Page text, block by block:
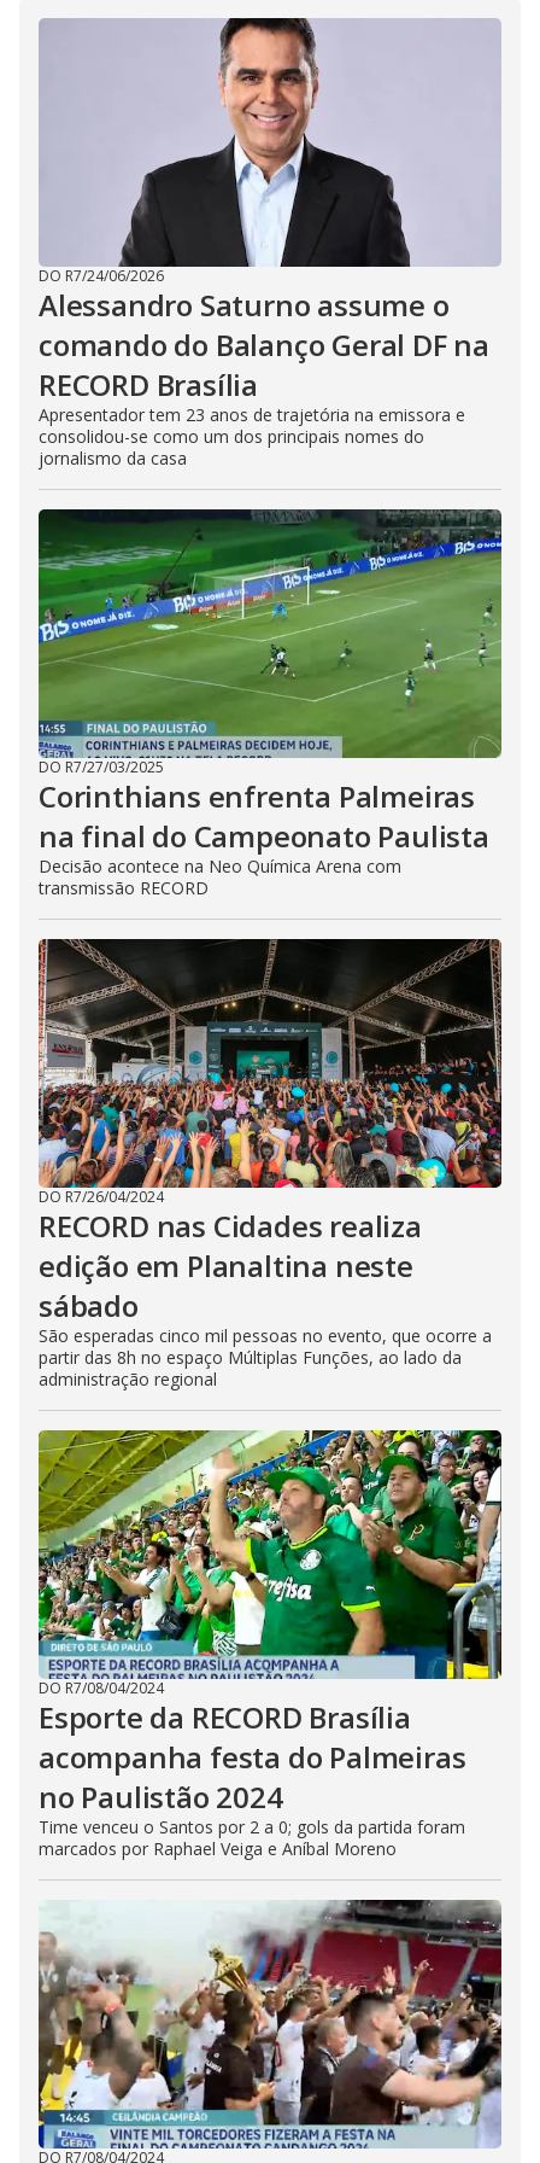
d
e
o
DO R7/24/06/2026
Alessandro Saturno assume o
comando do Balanço Geral DF na
RECORD Brasília
Apresentador tem 23 anos de trajetória na emissora e
consolidou-se como um dos principais nomes do
jornalismo da casa
DO R7/27/03/2025
Corinthians enfrenta Palmeiras
na final do Campeonato Paulista
Decisão acontece na Neo Química Arena com
transmissão RECORD
DO R7/26/04/2024
RECORD nas Cidades realiza
edição em Planaltina neste
sábado
São esperadas cinco mil pessoas no evento, que ocorre a
partir das 8h no espaço Múltiplas Funções, ao lado da
administração regional
DO R7/08/04/2024
Esporte da RECORD Brasília
acompanha festa do Palmeiras
no Paulistão 2024
Time venceu o Santos por 2 a 0; gols da partida foram
marcados por Raphael Veiga e Aníbal Moreno
DO R7/08/04/2024